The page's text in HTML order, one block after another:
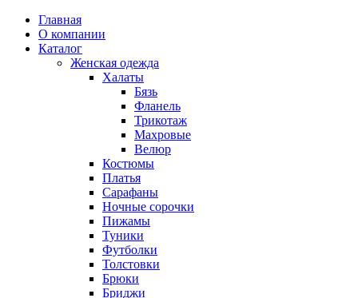
Главная
О компании
Каталог
Женская одежда
Халаты
Бязь
Фланель
Трикотаж
Махровые
Велюр
Костюмы
Платья
Сарафаны
Ночные сорочки
Пижамы
Туники
Футболки
Толстовки
Брюки
Бриджи